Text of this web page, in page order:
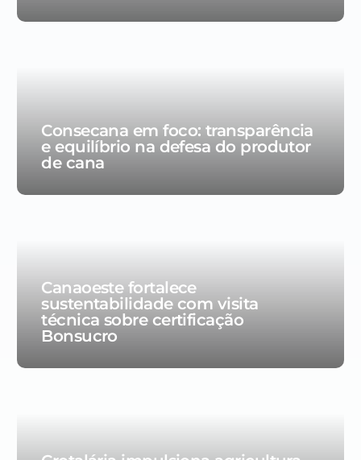
Consecana em foco: transparência
e equilíbrio na defesa do produtor
de cana
Canaoeste fortalece
sustentabilidade com visita
técnica sobre certificação
Bonsucro